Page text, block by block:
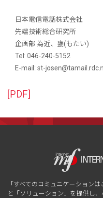
日本電信電話株式会社
先端技術総合研究所
企画部 為近、甕(もたい)
Tel: 046-240-5152
E-mail: st-
[PDF]
「すべてのコミュニケーション
と「ソリューション」を提供し